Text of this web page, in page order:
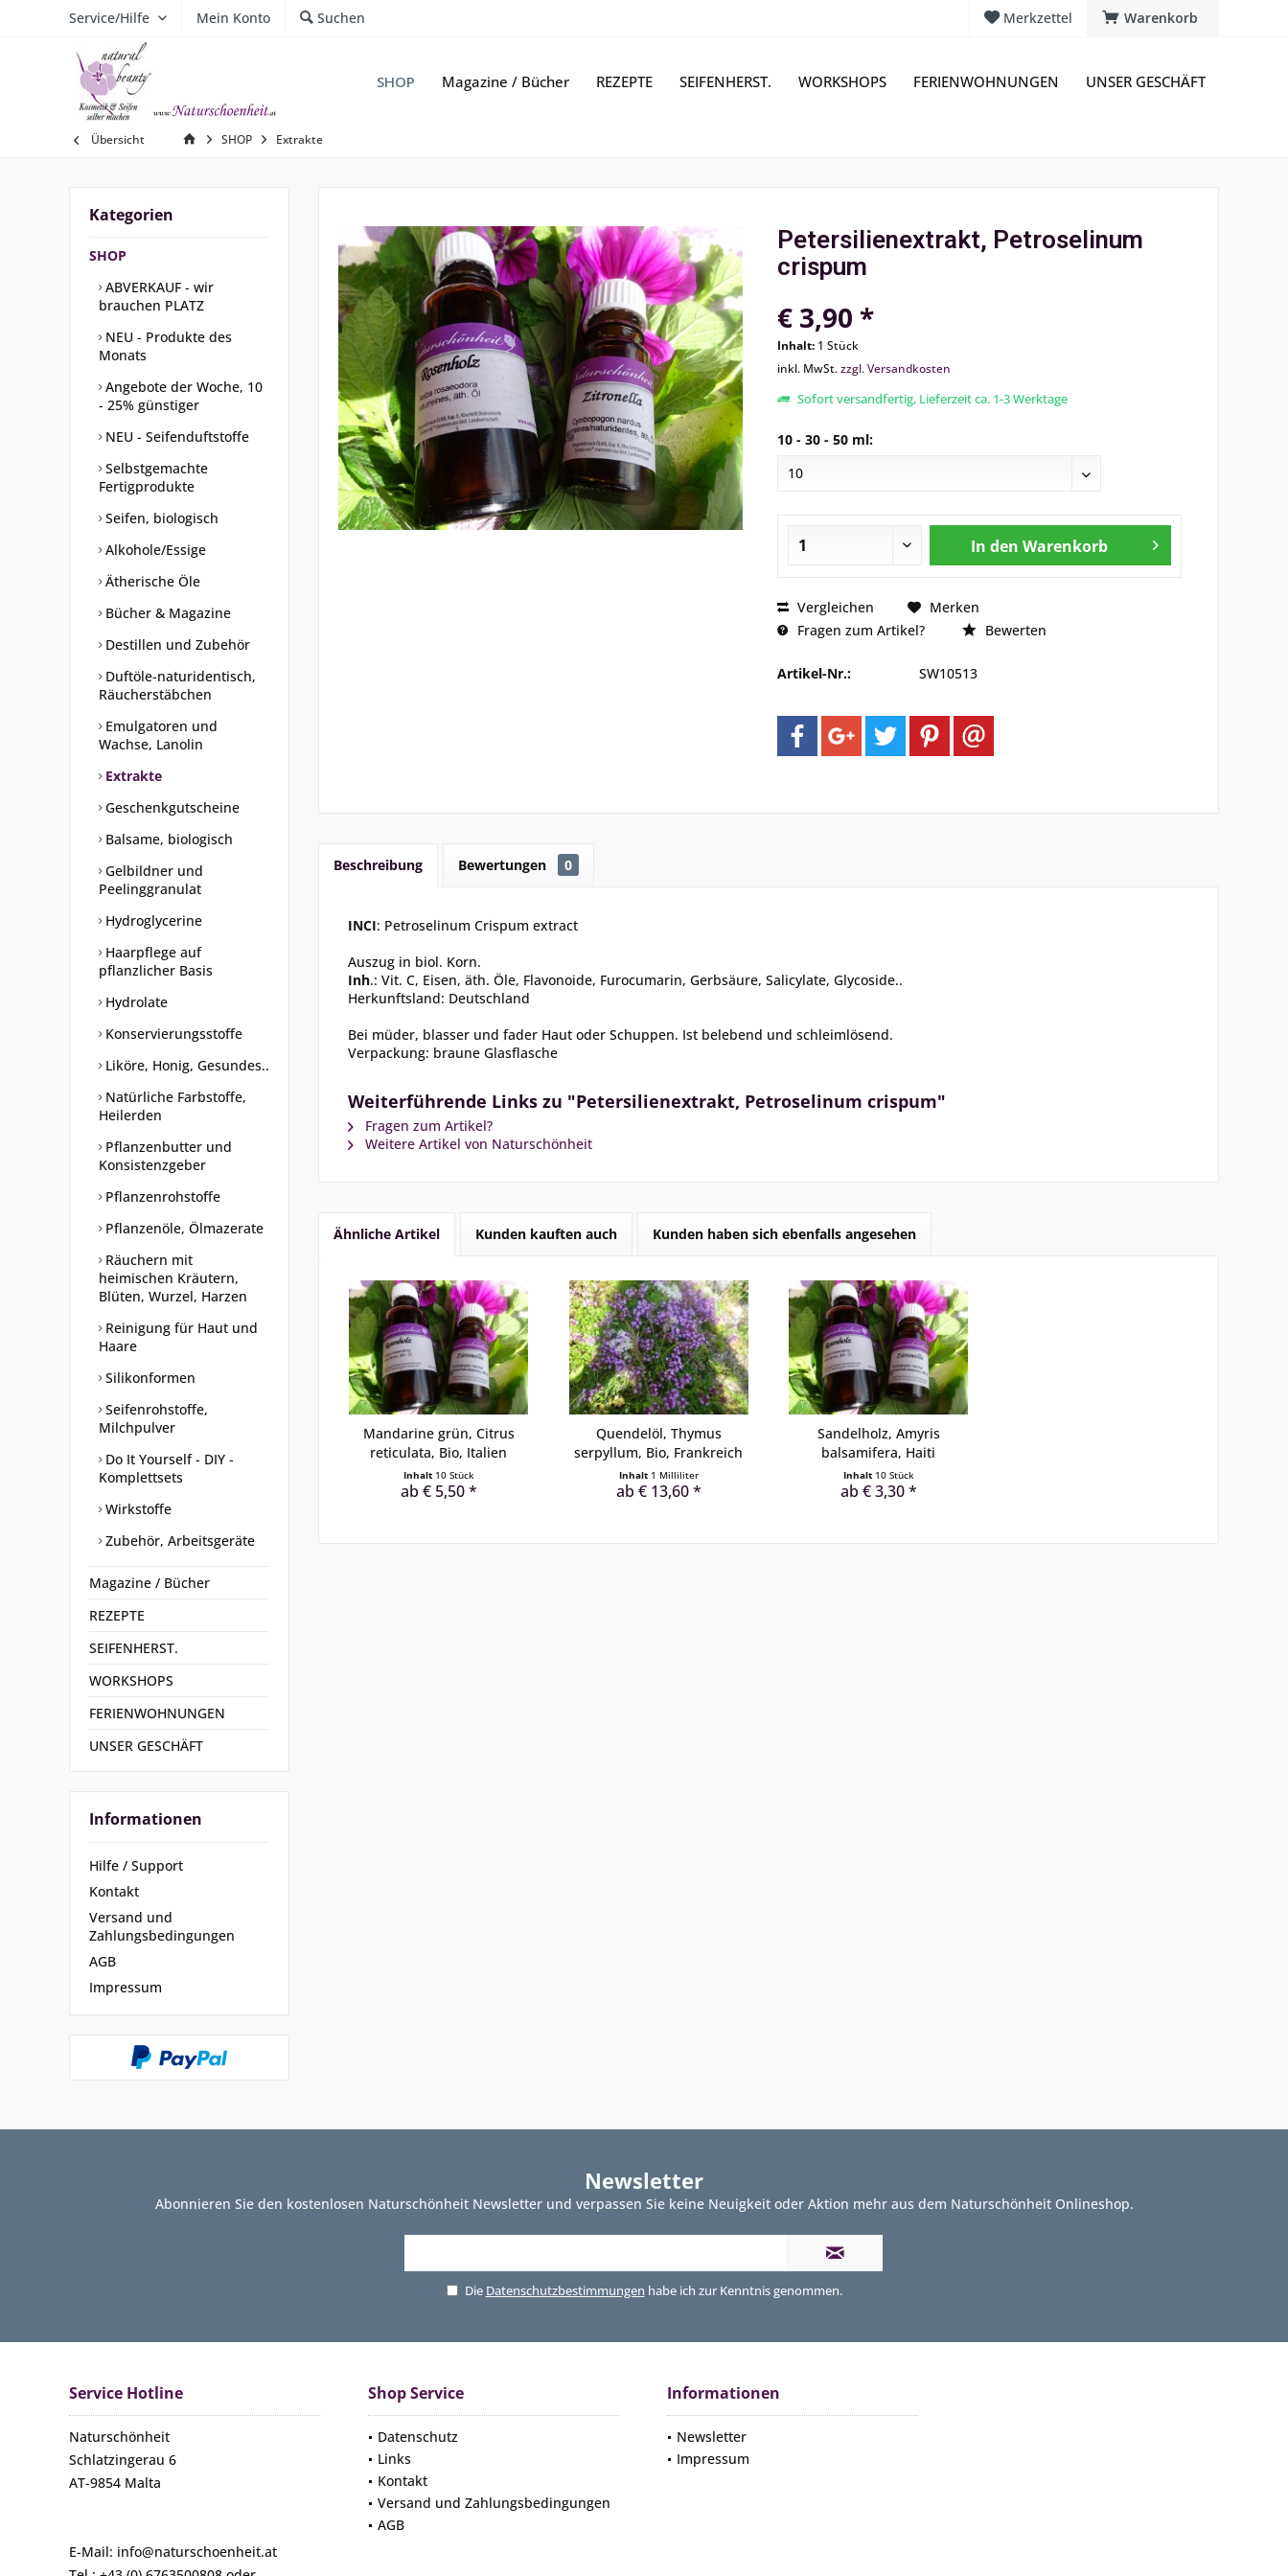
Warenkorb
Merkzettel
Service/Hilfe Mein Konto Suchen
SHOP Magazine / Bücher REZEPTE SEIFENHERST. WORKSHOPS FERIENWOHNUNGEN UNSER GESCHÄFT
Übersicht SHOP Extrakte
Kategorien
SHOP
ABVERKAUF - wir
brauchen PLATZ
NEU - Produkte des
Monats
Angebote der Woche, 10
- 25% günstiger
NEU - Seifenduftstoffe
Selbstgemachte
Fertigprodukte
Seifen, biologisch
Alkohole/Essige
Ätherische Öle
Bücher & Magazine
Destillen und Zubehör
Duftöle-naturidentisch,
Räucherstäbchen
Emulgatoren und
Wachse, Lanolin
Extrakte
Geschenkgutscheine
Balsame, biologisch
Gelbildner und
Peelinggranulat
Hydroglycerine
Haarpflege auf
pflanzlicher Basis
Hydrolate
Konservierungsstoffe
Liköre, Honig, Gesundes..
Natürliche Farbstoffe,
Heilerden
Pflanzenbutter und
Konsistenzgeber
Pflanzenrohstoffe
Pflanzenöle, Ölmazerate
Räuchern mit
heimischen Kräutern,
Blüten, Wurzel, Harzen
Reinigung für Haut und
Haare
Silikonformen
Seifenrohstoffe,
Milchpulver
Do It Yourself - DIY -
Komplettsets
Wirkstoffe
Zubehör, Arbeitsgeräte
Magazine / Bücher
REZEPTE
SEIFENHERST.
WORKSHOPS
FERIENWOHNUNGEN
UNSER GESCHÄFT
Informationen
Hilfe / Support
Kontakt
Versand und
Zahlungsbedingungen
AGB
Impressum
Petersilienextrakt, Petroselinum
crispum
€ 3,90 *
Inhalt: 1 Stück
inkl. MwSt.zzgl. Versandkosten
Sofort versandfertig, Lieferzeit ca. 1-3 Werktage
10 - 30 - 50 ml:
In den Warenkorb
Vergleichen
Merken
Fragen zum Artikel?
Bewerten
Artikel-Nr.: SW10513
Beschreibung Bewertungen 0
INCI: Petroselinum Crispum extract
Auszug in biol. Korn.
Inh.: Vit. C, Eisen, äth. Öle, Flavonoide, Furocumarin, Gerbsäure, Salicylate, Glycoside..
Herkunftsland: Deutschland
Bei müder, blasser und fader Haut oder Schuppen. Ist belebend und schleimlösend.
Verpackung: braune Glasflasche
Weiterführende Links zu "Petersilienextrakt, Petroselinum crispum"
Fragen zum Artikel?
Weitere Artikel von Naturschönheit
Ähnliche Artikel Kunden kauften auch Kunden haben sich ebenfalls angesehen
Mandarine grün, Citrus
reticulata, Bio, Italien
Inhalt 10 Stück
ab € 5,50 *
Quendelöl, Thymus
serpyllum, Bio, Frankreich
Inhalt 1 Milliliter
ab € 13,60 *
Sandelholz, Amyris
balsamifera, Haiti
Inhalt 10 Stück
ab € 3,30 *
Newsletter
Abonnieren Sie den kostenlosen Naturschönheit Newsletter und verpassen Sie keine Neuigkeit oder Aktion mehr aus dem Naturschönheit Onlineshop.
Die Datenschutzbestimmungen habe ich zur Kenntnis genommen.
Service Hotline
Naturschönheit
Schlatzingerau 6
AT-9854 Malta
E-Mail: info@naturschoenheit.at
Shop Service
Datenschutz
Links
Kontakt
Versand und Zahlungsbedingungen
AGB
Informationen
Newsletter
Impressum